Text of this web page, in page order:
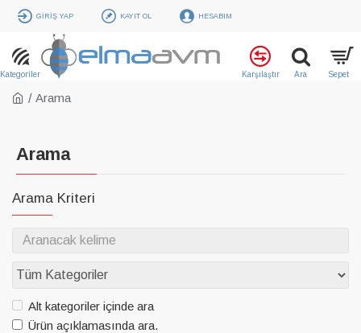
GIRIŞ YAP KAYIT OL HESABIM
Arama
Arama
Arama Kriteri
Alt kategoriler içinde ara
Ürün açıklamasında ara.